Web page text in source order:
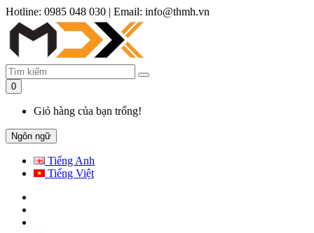
Hotline: 0985 048 030 | Email: info@thmh.vn
0
Giỏ hàng của bạn trống!
Ngôn ngữ
Tiếng Anh
Tiếng Việt